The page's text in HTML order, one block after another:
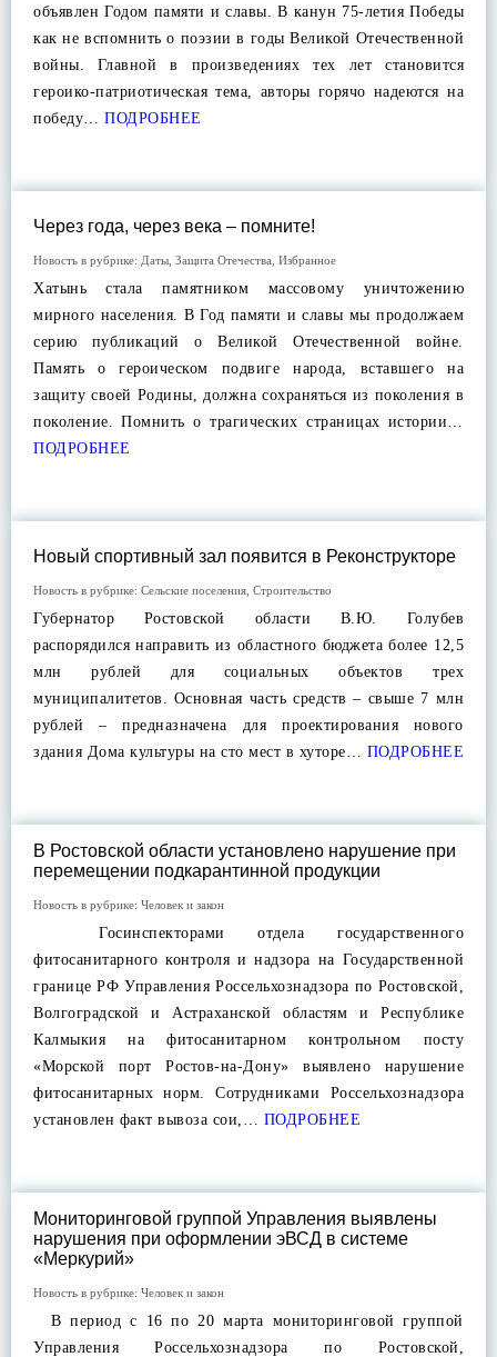
объявлен Годом памяти и славы. В канун 75-летия Победы
как не вспомнить о поэзии в годы Великой Отечественной
войны. Главной в произведениях тех лет становится
героико-патриотическая тема, авторы горячо надеются на
победу… ПОДРОБНЕЕ
Через года, через века – помните!
Новость в рубрике: Даты Защита Отечества Избранное
Хатынь стала памятником массовому уничтожению
мирного населения. В Год памяти и славы мы продолжаем
серию публикаций о Великой Отечественной войне.
Память о героическом подвиге народа, вставшего на
защиту своей Родины, должна сохраняться из поколения в
поколение. Помнить о трагических страницах истории…
ПОДРОБНЕЕ
Новый спортивный зал появится в Реконструкторе
Новость в рубрике: Сельские поселения Строительство
Губернатор Ростовской области В.Ю. Голубев
распорядился направить из областного бюджета более 12,5
млн рублей для социальных объектов трех
муниципалитетов. Основная часть средств – свыше 7 млн
рублей – предназначена для проектирования нового
здания Дома культуры на сто мест в хуторе… ПОДРОБНЕЕ
В Ростовской области установлено нарушение при
перемещении подкарантинной продукции
Новость в рубрике: Человек и закон
Госинспекторами отдела государственного
фитосанитарного контроля и надзора на Государственной
границе РФ Управления Россельхознадзора по Ростовской,
Волгоградской и Астраханской областям и Республике
Калмыкия на фитосанитарном контрольном посту
«Морской порт Ростов-на-Дону» выявлено нарушение
фитосанитарных норм. Сотрудниками Россельхознадзора
установлен факт вывоза сои,… ПОДРОБНЕЕ
Мониторинговой группой Управления выявлены
нарушения при оформлении эВСД в системе
«Меркурий»
Новость в рубрике: Человек и закон
В период с 16 по 20 марта мониторинговой группой
Управления Россельхознадзора по Ростовской,